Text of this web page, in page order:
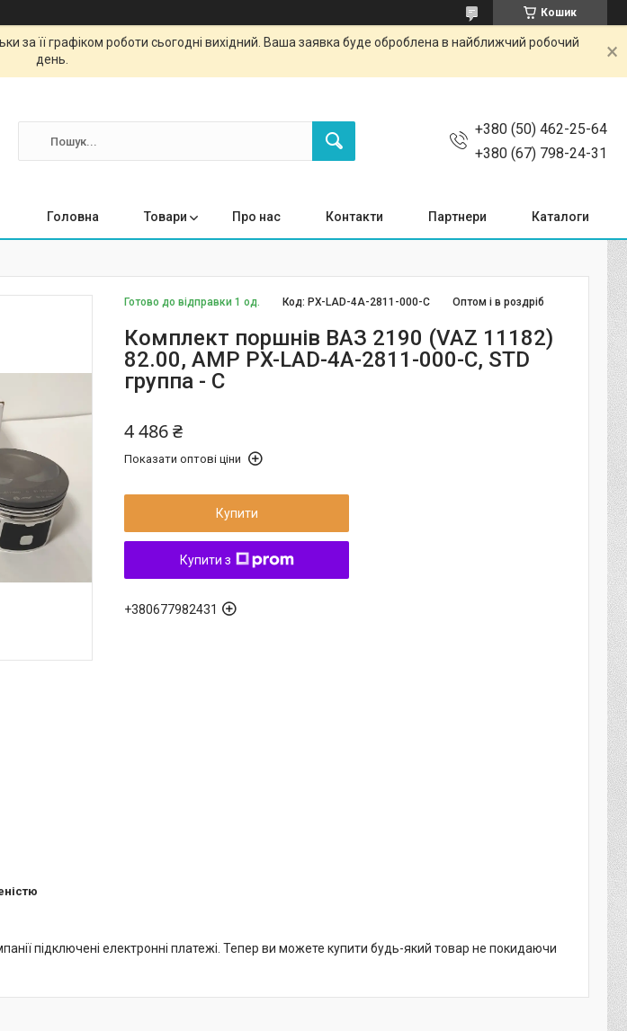
Кошик
за її графіком роботи сьогодні вихідний. Ваша заявка буде оброблена в найближчий робочий
день.
+380 (50) 462-25-64
+380 (67) 798-24-31
Головна Товари Про нас Контакти Партнери Каталоги
Готово до відправки 1 од. Оптом і в роздріб
Код: PX-LAD-4A-2811-000-C
Комплект поршнів ВАЗ 2190 (VAZ 11182)
82.00, AMP PX-LAD-4A-2811-000-C, STD
группа - С
4 486 ₴
Показати оптові ціни
Купити
Купити з
+380677982431
підключені електронні платежі. Тепер ви можете купити будь-який товар не покидаючи